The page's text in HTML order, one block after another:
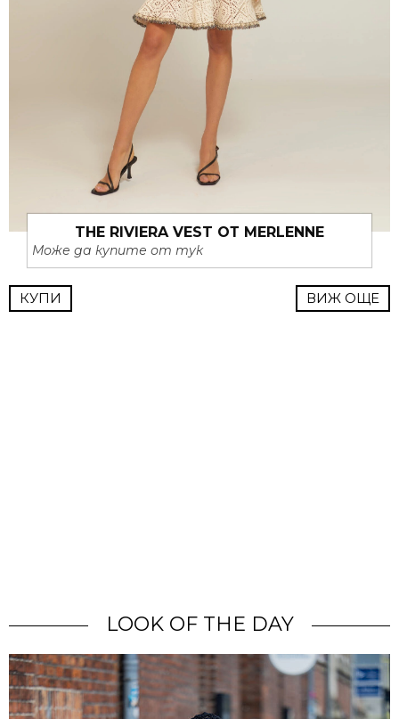
THE RIVIERA VEST ОТ MERLENNE
Може да купите от тук
КУПИ ВИЖ ОЩЕ
LOOK OF THE DAY